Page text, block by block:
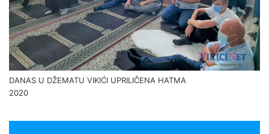
DANAS U DŽEMATU VIKIĆI UPRILIČENA HATMA
2020